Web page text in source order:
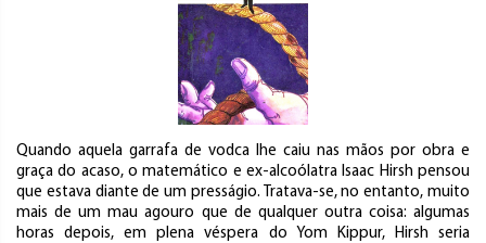
Quando aquela garrafa de vodca lhe caiu nas mãos por obra e
graça do acaso, o matemático e ex-alcoólatra Isaac Hirsh pensou
que estava diante de um presságio. Tratava-se, no entanto, muito
mais de um mau agouro que de qualquer outra coisa: algumas
horas depois, em plena véspera do Yom Kippur, Hirsh seria